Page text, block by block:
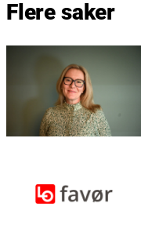
Flere saker